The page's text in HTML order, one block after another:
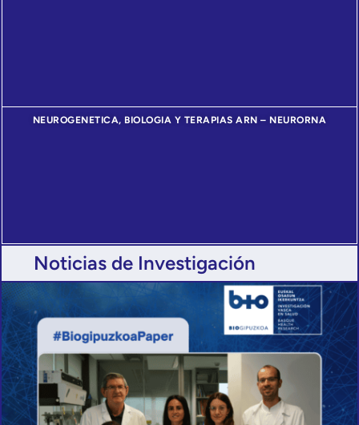
NEUROGENETICA, BIOLOGIA Y TERAPIAS ARN – NEURORNA
Noticias de Investigación